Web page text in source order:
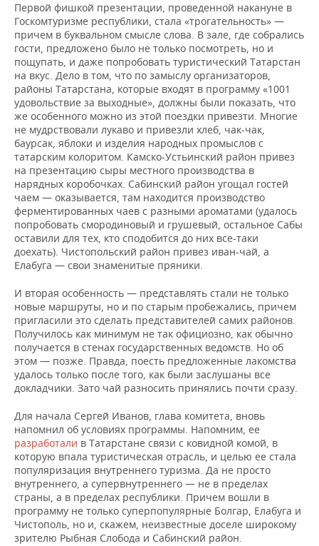
Первой фишкой презентации, проведенной накануне в
Госкомтуризме республики, стала «трогательность» —
причем в буквальном смысле слова. В зале, где собрались
гости, предложено было не только посмотреть, но и
пощупать, и даже попробовать туристический Татарстан
на вкус. Дело в том, что по замыслу организаторов,
районы Татарстана, которые входят в программу «1001
удовольствие за выходные», должны были показать, что
же особенного можно из этой поездки привезти. Многие
не мудрствовали лукаво и привезли хлеб, чак-чак,
баурсак, яблоки и изделия народных промыслов с
татарским колоритом. Камско-Устьинский район привез
на презентацию сыры местного производства в
нарядных коробочках. Сабинский район угощал гостей
чаем — оказывается, там находится производство
ферментированных чаев с разными ароматами (удалось
попробовать смородиновый и грушевый, остальное Сабы
оставили для тех, кто сподобится до них все-таки
доехать). Чистопольский район привез иван-чай, а
Елабуга — свои знаменитые пряники.
И вторая особенность — представлять стали не только
новые маршруты, но и по старым пробежались, причем
пригласили это сделать представителей самих районов.
Получилось как минимум не так официозно, как обычно
получается в стенах государственных ведомств. Но об
этом — позже. Правда, поесть предложенные лакомства
удалось только после того, как были заслушаны все
докладчики. Зато чай разносить принялись почти сразу.
Для начала Сергей Иванов, глава комитета, вновь
напомнил об условиях программы. Напомним, ее
разработали в Татарстане связи с ковидной комой, в
которую впала туристическая отрасль, и целью ее стала
популяризация внутреннего туризма. Да не просто
внутреннего, а супервнутреннего — не в пределах
страны, а в пределах республики. Причем вошли в
программу не только суперпопулярные Болгар, Елабуга и
Чистополь, но и, скажем, неизвестные доселе широкому
зрителю Рыбная Слобода и Сабинский район.